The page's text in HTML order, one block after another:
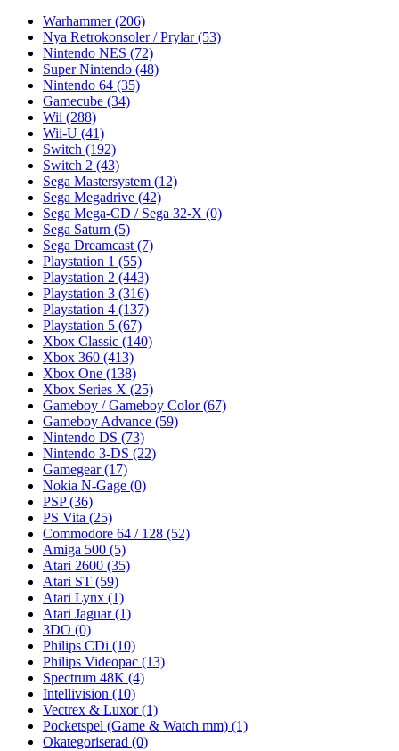
Warhammer(206)
Nya Retrokonsoler / Prylar(53)
Nintendo NES (72)
Super Nintendo (48)
Nintendo 64 (35)
Gamecube (34)
Wii (288)
Wii-U (41)
Switch (192)
Switch 2 (43)
Sega Mastersystem (12)
Sega Megadrive (42)
Sega Mega-CD / Sega 32-X (0)
Sega Saturn (5)
Sega Dreamcast (7)
Playstation 1 (55)
Playstation 2 (443)
Playstation 3 (316)
Playstation 4 (137)
Playstation 5 (67)
Xbox Classic (140)
Xbox 360 (413)
Xbox One (138)
Xbox Series X (25)
Gameboy / Gameboy Color(67)
Gameboy Advance (59)
Nintendo DS (73)
Nintendo 3-DS (22)
Gamegear(17)
Nokia N-Gage (0)
PSP(36)
PS Vita (25)
Commodore 64 / 128 (52)
Amiga 500 (5)
Atari 2600 (35)
Atari ST (59)
Atari Lynx (1)
Atari Jaguar(1)
3DO (0)
Philips CDi (10)
Philips Videopac (13)
Spectrum 48K (4)
Intellivision (10)
Vectrex & Luxor(1)
Pocketspel (Game & Watch mm) (1)
Okategoriserad (0)